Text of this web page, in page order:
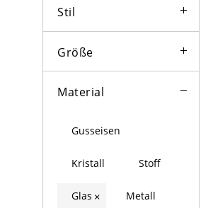
Stil
Größe
Material
Gusseisen
Kristall Stoff
Glas × Metall